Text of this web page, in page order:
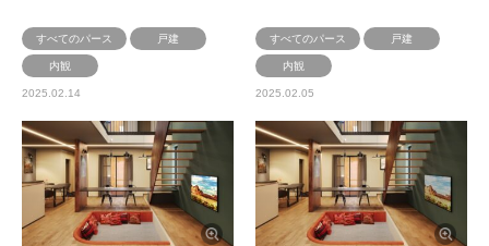
すべてのパース 戸建
内観
2025.02.14
すべてのパース 戸建
内観
2025.02.05